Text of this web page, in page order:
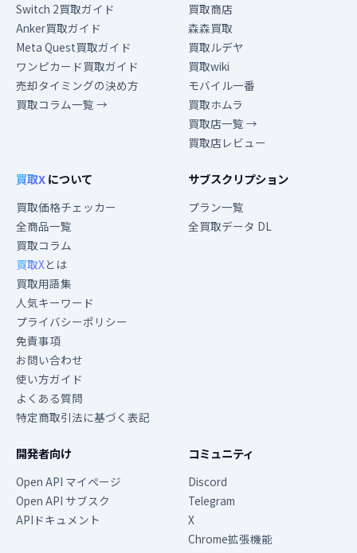
Switch 2買取ガイド
Anker買取ガイド
Meta Quest買取ガイド
ワンピカード買取ガイド
売却タイミングの決め方
買取コラム一覧 →
買取商店
森森買取
買取ルデヤ
買取wiki
モバイル一番
買取ホムラ
買取店一覧 →
買取店レビュー
買取Xについて
買取価格チェッカー
全商品一覧
買取コラム
買取Xとは
買取用語集
人気キーワード
プライバシーポリシー
免責事項
お問い合わせ
使い方ガイド
よくある質問
特定商取引法に基づく表記
サブスクリプション
プラン一覧
全買取データ DL
開発者向け
Open API マイページ
Open API サブスク
APIドキュメント
コミュニティ
Discord
Telegram
X
Chrome拡張機能